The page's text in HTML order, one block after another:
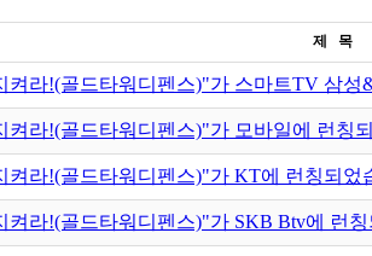
제 목
켜라!(골드타워디펜스)"가 스마트TV 삼
켜라!(골드타워디펜스)"가 모바일에 런칭
켜라!(골드타워디펜스)"가 KT에 런칭되었
켜라!(골드타워디펜스)"가 SKB Btv에 런